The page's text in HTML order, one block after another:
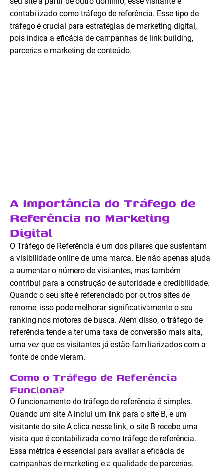
contabilizado como tráfego de referência. Esse tipo de
tráfego é crucial para estratégias de marketing digital,
pois indica a eficácia de campanhas de link building,
parcerias e marketing de conteúdo.
A Importância do Tráfego de
Referência no Marketing
Digital
O Tráfego de Referência é um dos pilares que sustentam
a visibilidade online de uma marca. Ele não apenas ajuda
a aumentar o número de visitantes, mas também
contribui para a construção de autoridade e credibilidade.
Quando o seu site é referenciado por outros sites de
renome, isso pode melhorar significativamente o seu
ranking nos motores de busca. Além disso, o tráfego de
referência tende a ter uma taxa de conversão mais alta,
uma vez que os visitantes já estão familiarizados com a
fonte de onde vieram.
Como o Tráfego de Referência
Funciona?
O funcionamento do tráfego de referência é simples.
Quando um site A inclui um link para o site B, e um
visitante do site A clica nesse link, o site B recebe uma
visita que é contabilizada como tráfego de referência.
Essa métrica é essencial para avaliar a eficácia de
campanhas de marketing e a qualidade de parcerias.